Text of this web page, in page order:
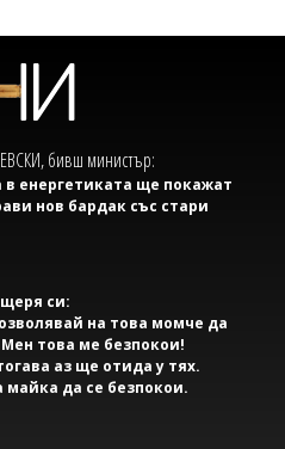
бивш министър:
в енергетиката ще покажат
нов бардак със стари
си:
на това момче да
това ме безпокои!
аз ще отида у тях.
майка да се безпокои.